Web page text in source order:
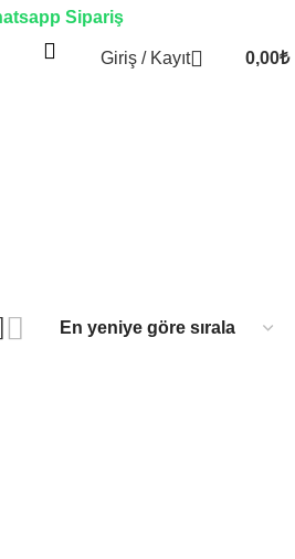
Sipariş
Giriş / Kayıt 0,00₺